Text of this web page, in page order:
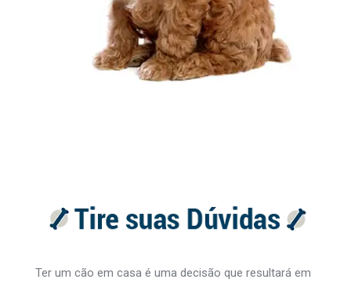
Ter um cão em casa é uma decisão que resultará em